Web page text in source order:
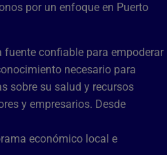
por un enfoque en Puerto
fuente confiable para empoderar
necesario para
sobre su salud y recursos
y empresarios. Desde
económico local e